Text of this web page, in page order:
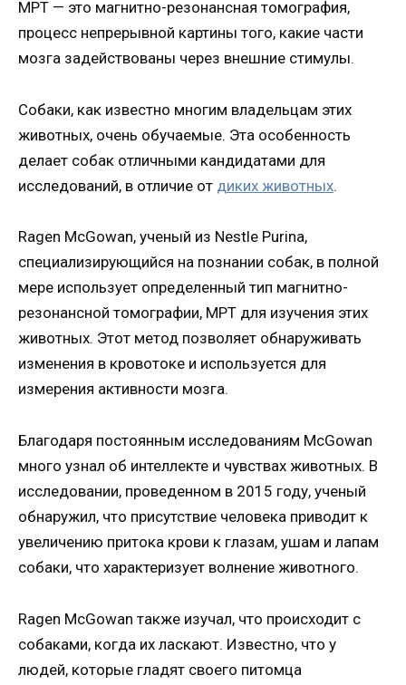
МРТ — это магнитно-резонансная томография,
процесс непрерывной картины того, какие части
мозга задействованы через внешние стимулы.
Собаки, как известно многим владельцам этих
животных, очень обучаемые. Эта особенность
делает собак отличными кандидатами для
исследований, в отличие от диких животных.
Ragen McGowan, ученый из Nestle Purina,
специализирующийся на познании собак, в полной
мере использует определенный тип магнитно-
резонансной томографии, МРТ для изучения этих
животных. Этот метод позволяет обнаруживать
изменения в кровотоке и используется для
измерения активности мозга.
Благодаря постоянным исследованиям McGowan
много узнал об интеллекте и чувствах животных. В
исследовании, проведенном в 2015 году, ученый
обнаружил, что присутствие человека приводит к
увеличению притока крови к глазам, ушам и лапам
собаки, что характеризует волнение животного.
Ragen McGowan также изучал, что происходит с
собаками, когда их ласкают. Известно, что у
людей, которые гладят своего питомца